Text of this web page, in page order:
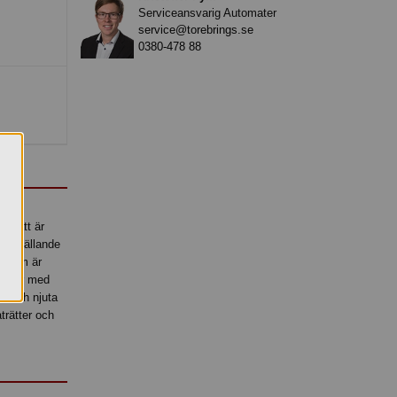
rätt är
som är
med
och njuta
och
Serviceansvarig Automater
service@torebrings.se
0380-478 88